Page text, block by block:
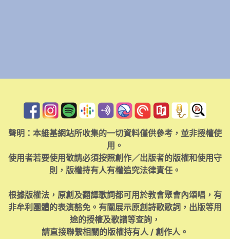
聲明：本維基網站所收集的一切資料僅供參考，並非授權使
用。
使用者若要使用敬請必須按照創作／出版者的版權和使用守
則，版權持有人有權追究法律責任。
根據版權法，原創及翻譯歌詞都可用於教會聚會內頌唱，有
非牟利團體的表演豁免。有關展示原創詩歌歌詞，出版等用
途的授權及歌譜等查詢，
請直接聯繫相關的版權持有人 / 創作人。